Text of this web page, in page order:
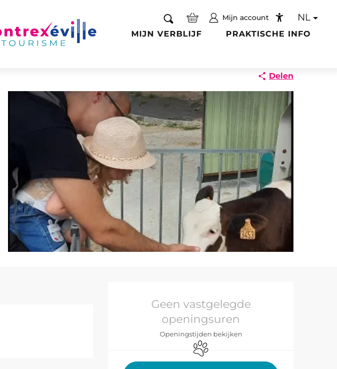
Mijn account
Accessibilité
Zoek op
NL
MIJN VERBLIJF PRAKTISCHE INFO
Delen
Openingstijden
Geen vastgelegde
openingsuren
Openingstijden bekijken
Dieren toegelaten